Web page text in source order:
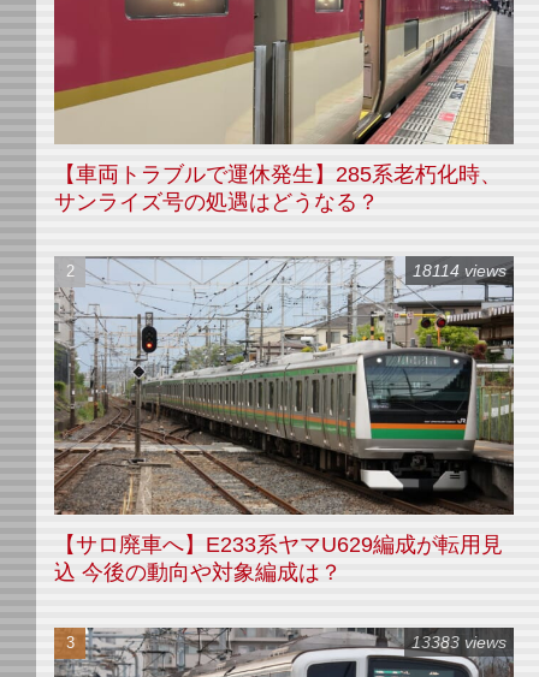
【車両トラブルで運休発生】285系老朽化時、
サンライズ号の処遇はどうなる？
【サロ廃車へ】E233系ヤマU629編成が転用見
込 今後の動向や対象編成は？
18114 views
13383 views